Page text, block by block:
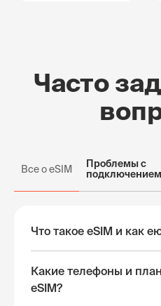
Часто
Все о eSIM
Проблемы с
подключением
Что такое eSIM и как
Какие телефоны и
eSIM?